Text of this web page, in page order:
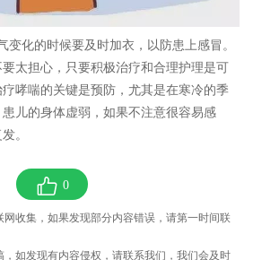
变化的时候要及时加衣，以防患上感冒。
太担心，只要积极治疗和合理护理是可
哮喘的关键是预防，尤其是在寒冷的季
儿的身体虚弱，如果不注意很容易感
。
0
收集，如果发现部分内容错误，请第一时间联
如发现有内容侵权，请联系我们，我们会及时